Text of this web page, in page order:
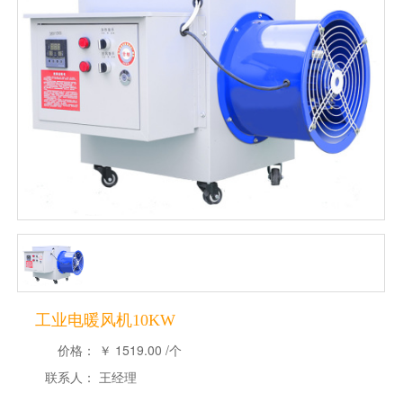
工业电暖风机10KW
价格：
￥ 1519.00/个
联系人： 王经理